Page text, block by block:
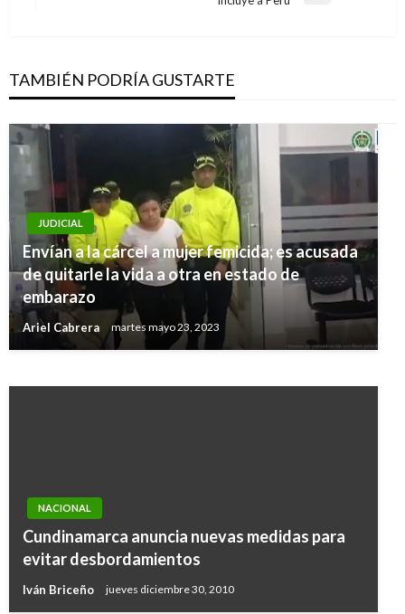
TAMBIÉN PODRÍA GUSTARTE
JUDICIAL
Envían a la cárcel a mujer femicida; es acusada
de quitarle la vida a otra en estado de
embarazo
Ariel Cabrera martes mayo 23, 2023
JUDICIAL
Trasladan a la cárcel de máxima seguridad de
Valledupar al asesino de la niña Génesis Rúa
Ariel Cabrera domingo octubre 7, 2018
NACIONAL
Cundinamarca anuncia nuevas medidas para
evitar desbordamientos
Iván Briceño jueves diciembre 30, 2010